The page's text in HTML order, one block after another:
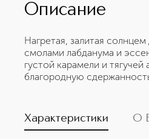
Описание
Нагретая, залитая
смолами лабданума и
густой карамели и
благородную
Характеристики О